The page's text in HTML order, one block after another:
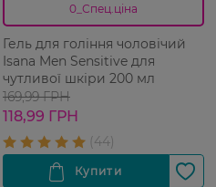
0_Спец.ціна
Гель для гоління чоловічий
Isana Men Sensitive для
чутливої шкіри 200 мл
169,99 ГРН
118,99 ГРН